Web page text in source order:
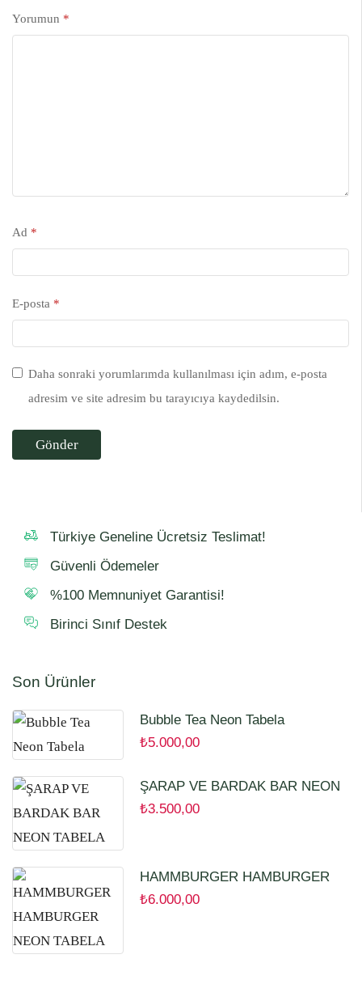
Yorumun *
Ad *
E-posta *
Daha sonraki yorumlarımda kullanılması için adım, e-posta
adresim ve site adresim bu tarayıcıya kaydedilsin.
Türkiye Geneline Ücretsiz Teslimat!
Güvenli Ödemeler
%100 Memnuniyet Garantisi!
Birinci Sınıf Destek
Son Ürünler
Bubble Tea Neon Tabela
₺5.000,00
ŞARAP VE BARDAK BAR NEON
TABELA
₺3.500,00
HAMMBURGER HAMBURGER
NEON TABELA
₺6.000,00